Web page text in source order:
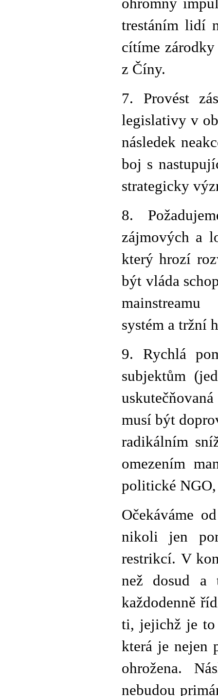
ohromný
trestáním lidí
cítíme
z Číny.
7. Provést
legislativy v
následek
boj s
strategicky
8.
zájmových a
který hrozí
být vláda
systém a tržní
9. Rychlá
subjektům
musí být
radikálním
omezením
politické
Očekáváme
nikoli jen
restrikcí. V
než dosud a
každodenně
ti, jejichž je to
která je nejen
ohrožena.
nebudou